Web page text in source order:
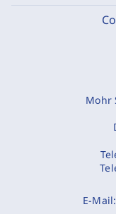
Mohr
E-Mail: